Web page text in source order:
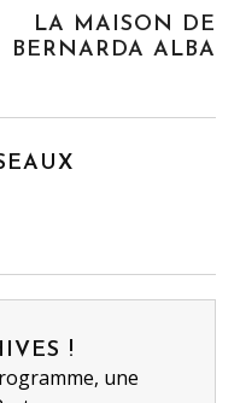
LA MAISON DE
BERNARDA ALBA
!
une